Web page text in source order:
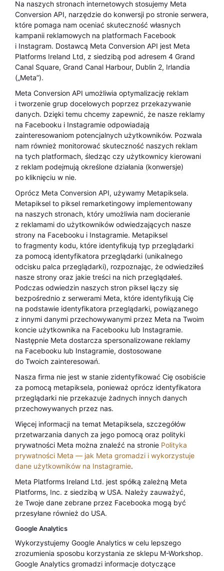
Na naszych stronach internetowych stosujemy Meta
Conversion API, narzędzie do konwersji po stronie serwera,
które pomaga nam oceniać skuteczność własnych
kampanii reklamowych na platformach Facebook
i Instagram. Dostawcą Meta Conversion API jest Meta
Platforms Ireland Ltd, z siedzibą pod adresem 4 Grand
Canal Square, Grand Canal Harbour, Dublin 2, Irlandia
(„Meta”).
Meta Conversion API umożliwia optymalizację reklam
i tworzenie grup docelowych poprzez przekazywanie
danych. Dzięki temu chcemy zapewnić, że nasze reklamy
na Facebooku i Instagramie odpowiadają
zainteresowaniom potencjalnych użytkowników. Pozwala
nam również monitorować skuteczność naszych reklam
na tych platformach, śledząc czy użytkownicy kierowani
z reklam podejmują określone działania (konwersje)
po kliknięciu w nie.
Oprócz Meta Conversion API, używamy Metapiksela.
Metapiksel to piksel remarketingowy implementowany
na naszych stronach, który umożliwia nam docieranie
z reklamami do użytkowników odwiedzających nasze
strony na Facebooku i Instagramie. Metapiksel
to fragmenty kodu, które identyfikują typ przeglądarki
za pomocą identyfikatora przeglądarki (unikalnego
odcisku palca przeglądarki), rozpoznając, że odwiedziłeś
nasze strony oraz jakie treści na nich przeglądałeś.
Podczas odwiedzin naszych stron piksel łączy się
bezpośrednio z serwerami Meta, które identyfikują Cię
na podstawie identyfikatora przeglądarki, powiązanego
z innymi danymi przechowywanymi przez Meta na Twoim
koncie użytkownika na Facebooku lub Instagramie.
Następnie Meta dostarcza spersonalizowane reklamy
na Facebooku lub Instagramie, dostosowane
do Twoich zainteresowań.
Nasza firma nie jest w stanie zidentyfikować Cię osobiście
za pomocą metapiksela, ponieważ oprócz identyfikatora
przeglądarki nie przekazuje żadnych innych danych
przechowywanych przez nas.
Więcej informacji na temat Metapiksela, szczegółów
przetwarzania danych za jego pomocą oraz polityki
prywatności Meta można znaleźć na stronie Polityka
prywatności Meta — jak Meta gromadzi i wykorzystuje
dane użytkowników na Instagramie.
Meta Platforms Ireland Ltd. jest spółką zależną Meta
Platforms, Inc. z siedzibą w USA. Należy zauważyć,
że Twoje dane zebrane przez Facebooka mogą być
przesyłane również do USA.
Google Analytics
Wykorzystujemy Google Analytics w celu lepszego
zrozumienia sposobu korzystania ze sklepu M-Workshop.
Google Analytics gromadzi informacje dotyczące